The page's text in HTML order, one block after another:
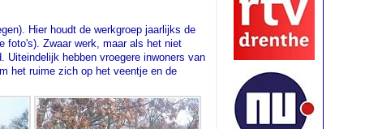
Hier houdt de werkgroep jaarlijks de
foto's). Zwaar werk, maar als het niet
hebben vroegere inwoners van
het ruime zich op het veentje en de